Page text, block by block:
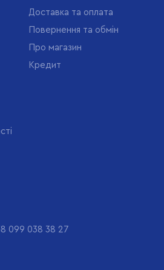
Доставка та оплата
Повернення та обмін
Про магазин
Кредит
099 038 38 27